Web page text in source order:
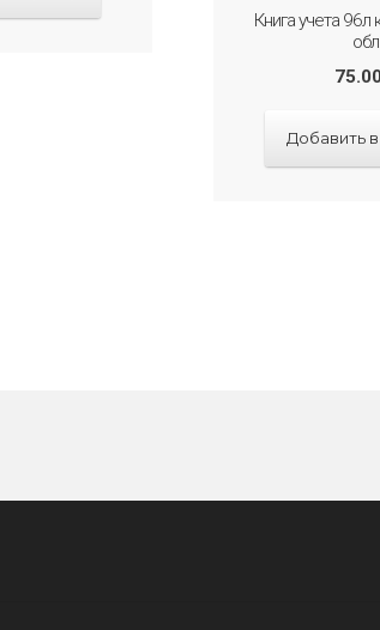
Книга учета 96л
обл.
Добавить